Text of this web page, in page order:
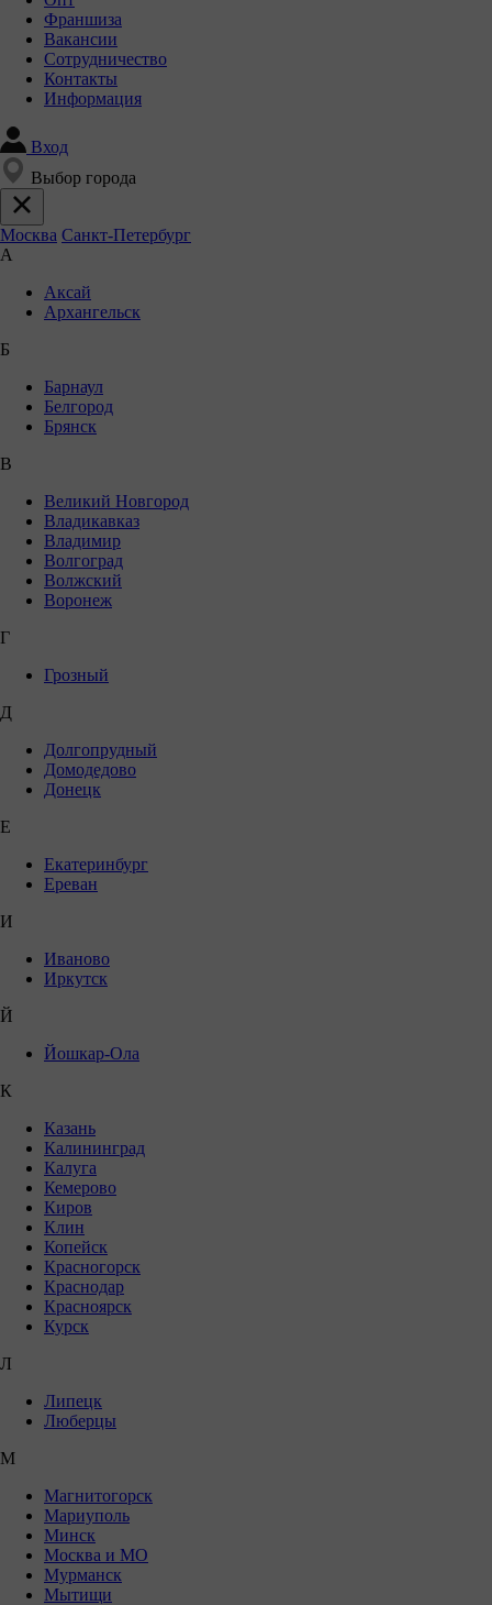
Франшиза
Вакансии
Сотрудничество
Контакты
Информация
Вход
Выбор города
Москва Санкт-Петербург
А
Аксай
Архангельск
Б
Барнаул
Белгород
Брянск
В
Великий Новгород
Владикавказ
Владимир
Волгоград
Волжский
Воронеж
Г
Грозный
Д
Долгопрудный
Домодедово
Донецк
Е
Екатеринбург
Ереван
И
Иваново
Иркутск
Й
Йошкар-Ола
К
Казань
Калининград
Калуга
Кемерово
Киров
Клин
Копейск
Красногорск
Краснодар
Красноярск
Курск
Л
Липецк
Люберцы
М
Магнитогорск
Мариуполь
Минск
Москва и МО
Мурманск
Мытищи